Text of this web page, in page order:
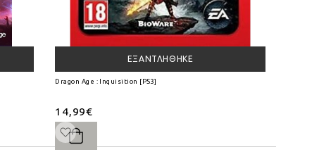
ΕΞΑΝΤΛΉΘΗΚΕ
Dragon Age : Inquisition [PS3]
14,99€